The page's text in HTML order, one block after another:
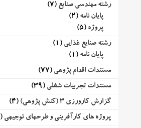
رشته مهندسی صنایع (7)
پایان نامه (2)
پروژه (5)
رشته صنایع غذایی (1)
پایان نامه (1)
مستندات اقدام پژوهی (77)
مستندات تجربیات شغلی (39)
گزارش کارورزی 3 (کنش پژوهی)
(4)
پروژه های کارآفرینی و طرحهای توجیهی (3)